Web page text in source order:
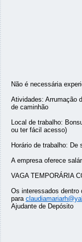
Não é necessária
Atividades: Arrumação
de caminhão
Local de trabalho:
ou ter fácil acesso)
Horário de trabalho:
A empresa oferece
VAGA TEMPORÁRIA
Os interessados dentro
para
Ajudante de Depósito